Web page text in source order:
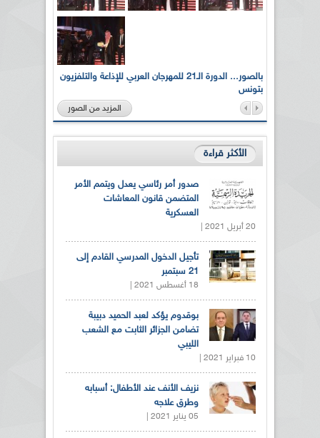
بالصور... الدورة الـ21 للمهرجان العربي للإذاعة والتلفزيون
بتونس
المزيد من الصور
الأكثر قراءة
صدور أمر رئاسي يعدل ويتمم الأمر
المتضمن قانون المعاشات
العسكرية
20 أبريل 2021 |
تأجيل الدخول المدرسي القادم إلى
21 سبتمبر
18 أغسطس 2021 |
بوقدوم يؤكد لعبد الحميد دبيبة
تضامن الجزائر الثابت مع الشعب
الليبي
10 فبراير 2021 |
نزيف الأنف عند الأطفال: أسبابه
وطرق علاجه
05 يناير 2021 |